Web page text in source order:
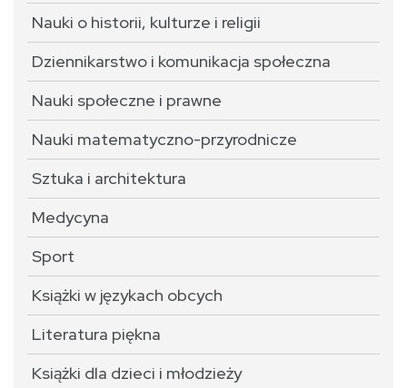
Nauki o historii, kulturze i religii
Dziennikarstwo i komunikacja społeczna
Nauki społeczne i prawne
Nauki matematyczno-przyrodnicze
Sztuka i architektura
Medycyna
Sport
Książki w językach obcych
Literatura piękna
Książki dla dzieci i młodzieży